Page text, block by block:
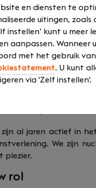
HBO
Dijkland administratie-
vooral om mensen.
lachen en
zijn al jaren actief in
We zijn
plezier.
rol
en diensten te
uitingen,
instellen’ kunt u meer
aanpassen. Wanneer
met het gebruik
. U kunt
via 'Zelf instellen'.